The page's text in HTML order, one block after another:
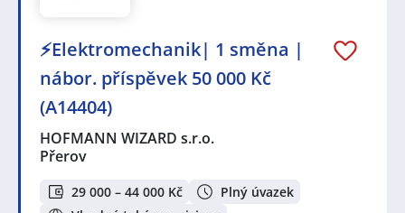
⚡Elektromechanik| 1 směna |
nábor. příspěvek 50 000 Kč
(A14404)
HOFMANN WIZARD s.r.o.
Přerov
29 000 – 44 000 Kč
Plný úvazek